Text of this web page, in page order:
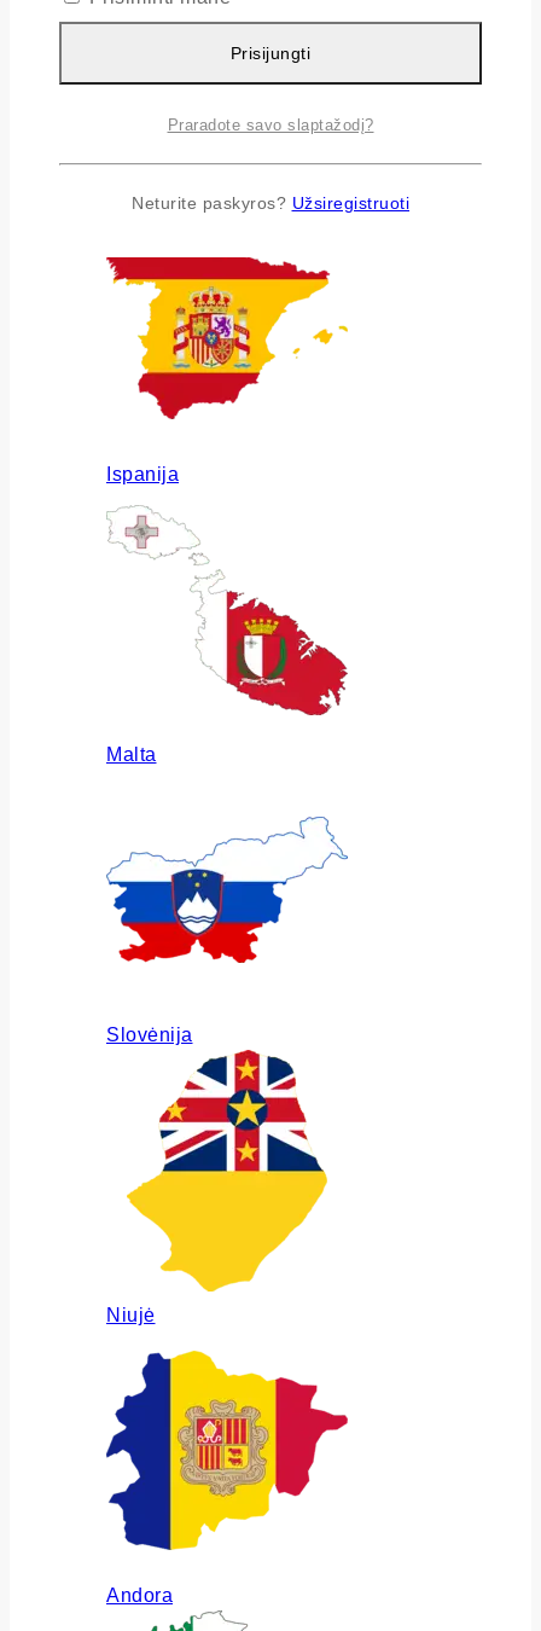
Airija
Ispanija
Malta
Slovėnija
Niujė
Andora
Prisijungti
Praradote savo slaptažodį?
Neturite paskyros? Užsiregistruoti